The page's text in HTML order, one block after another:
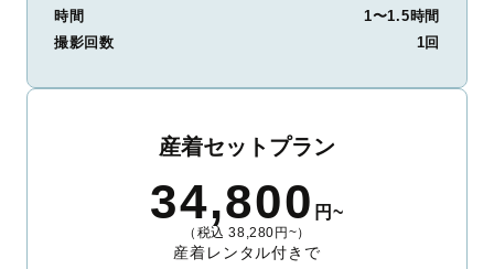
時間
1〜1.5時間
撮影回数
1回
産着セットプラン
34,800 円~
（税込 38,280円~）
産着レンタル付きで